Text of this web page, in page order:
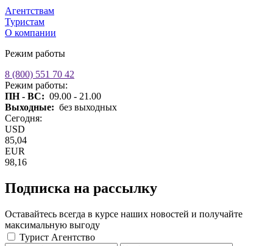
Агентствам
Туристам
О компании
Режим работы
8 (800) 551 70 42
Режим работы:
ПН - ВС: 09.00 - 21.00
Выходные: без выходных
Сегодня:
USD
85,04
EUR
98,16
Подписка на рассылку
Оставайтесь всегда в курсе наших новостей и получайте
максимальную выгоду
Турист Агентство